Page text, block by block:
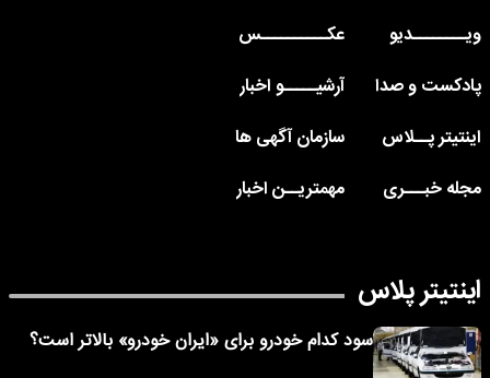
ویــــــــدیو
عکــــــــــس
پادکست و صدا
آرشیـــــو اخبار
اینتیتر پــلاس
سازمان آگهی ها
مجله خبـــری
مهمتریــن اخبار
اینتیتر پلاس
سود کدام خودرو برای «ایران خودرو» بالاتر است؟